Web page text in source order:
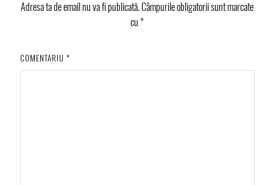
Adresa ta de email nu va fi publicată.Câmpurile obligatorii sunt marcate
cu*
COMENTARIU *